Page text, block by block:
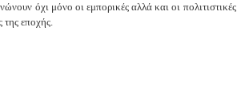
όχι μόνο οι εμπορικές αλλά και οι πολιτιστικές
της εποχής.